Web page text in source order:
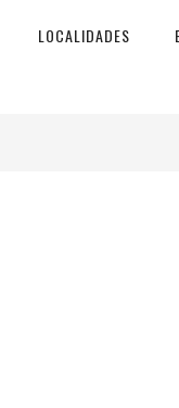
LOCALIDADES